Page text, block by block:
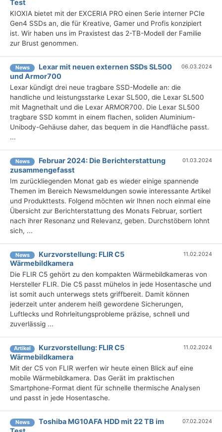
Test
KIOXIA bietet mit der EXCERIA PRO einen Serie interner PCIe
Gen4 SSDs an, die für Kreative, Gamer und Profis konzipiert
ist. Wir haben uns im Praxistest das 2-TB-Modell der Familie
zur Brust genommen.
News
Lexar mit neuen externen SSDs SL500
und Armor700
06.03.2024
Lexar kündigt drei neue tragbare SSD-Modelle an: die
handliche und leistungsstarke Lexar SL500, die Lexar SL500
mit Magnethalt und die Lexar ARMOR700. Die Lexar SL500
tragbare SSD kommt in einem flachen, soliden Aluminium-
Unibody-Gehäuse daher, das bequem in die Handfläche passt.
...
News
Februar 2024: Die Bericht­erstattung
zusammengefasst
01.03.2024
Im zurückliegenden Monat gab es wieder einige spannende
Themen im Bereich Newsmeldungen sowie interessante Artikel
und Produkttests. Folgend möchten wir Ihnen noch einmal eine
Übersicht zur Berichterstattung des Monats Februar, sortiert
nach ihrer Resonanz und Relevanz, geben. Durchstöbern lohnt
sich, ...
News
Kurzvorstellung: FLIR C5
Wärmebildkamera
11.02.2024
Die FLIR C5 gehört zu den kompakten Wärmebildkameras von
Hersteller FLIR. Die C5 passt mühelos in jede Hosentasche und
ist somit auch unterwegs stets griffbereit. Damit können
jederzeit unter anderem heiß gewordene Sicherungen,
Luftlecks und Rohrleitungsprobleme präzise, schnell und
zuverlässig ...
Artikel
Kurzvorstellung: FLIR C5
Wärmebildkamera
11.02.2024
Mit der C5 von FLIR werfen wir heute einen Blick auf eine
mobile Wärmebildkamera. Das Gerät im praktischen
Smartphone-Format dient für schnelle thermische Analysen
und passt in jede Hosentasche.
News
Toshiba MG10AFA HDD mit 22 TB im
07.02.2024